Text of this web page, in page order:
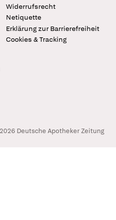
Widerrufsrecht
Netiquette
Erklärung zur Barrierefreiheit
Cookies & Tracking
Deutsche Apotheker Zeitung